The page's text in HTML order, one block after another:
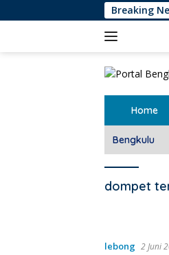
ke
Breaking
Home
Bengkulu
dompet
lebong 2 Juni